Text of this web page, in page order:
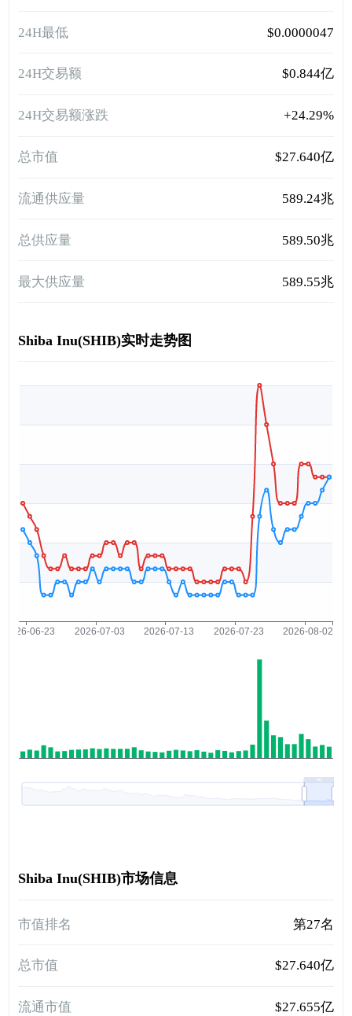
24H最低 $0.0000047
24H交易额 $0.844亿
24H交易额涨跌 +24.29%
总市值 $27.640亿
流通供应量 589.24兆
总供应量 589.50兆
最大供应量 589.55兆
Shiba Inu(SHIB)实时走势图
Shiba Inu(SHIB)市场信息
市值排名 第27名
总市值 $27.640亿
流通市值 $27.655亿